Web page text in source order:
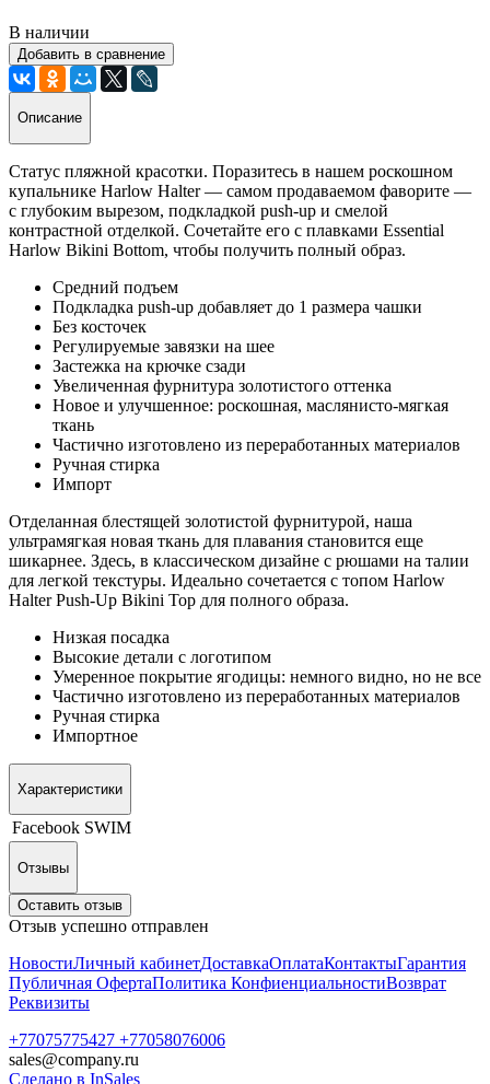
В наличии
Добавить в сравнение
Описание
Статус пляжной красотки. Поразитесь в нашем роскошном
купальнике Harlow Halter — самом продаваемом фаворите —
с глубоким вырезом, подкладкой push-up и смелой
контрастной отделкой. Сочетайте его с плавками Essential
Harlow Bikini Bottom, чтобы получить полный образ.
Средний подъем
Подкладка push-up добавляет до 1 размера чашки
Без косточек
Регулируемые завязки на шее
Застежка на крючке сзади
Увеличенная фурнитура золотистого оттенка
Новое и улучшенное: роскошная, маслянисто-мягкая
ткань
Частично изготовлено из переработанных материалов
Ручная стирка
Импорт
Отделанная блестящей золотистой фурнитурой, наша
ультрамягкая новая ткань для плавания становится еще
шикарнее. Здесь, в классическом дизайне с рюшами на талии
для легкой текстуры. Идеально сочетается с топом Harlow
Halter Push-Up Bikini Top для полного образа.
Низкая посадка
Высокие детали с логотипом
Умеренное покрытие ягодицы: немного видно, но не все
Частично изготовлено из переработанных материалов
Ручная стирка
Импортное
Характеристики
Facebook SWIM
Отзывы
Оставить отзыв
Отзыв успешно отправлен
НовостиЛичный кабинетДоставкаОплатаКонтактыГарантия
Публичная ОфертаПолитика КонфиенциальностиВозврат
Реквизиты
+77075775427 +77058076006
sales@company.ru
Сделано в InSales